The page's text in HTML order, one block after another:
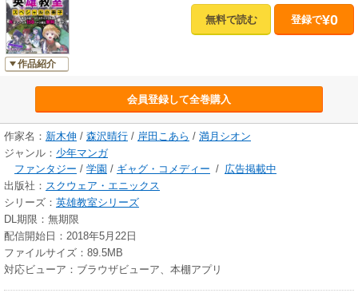
作品紹介
無料で読む 登録で¥0
会員登録して全巻購入
作家名： 新木伸 / 森沢晴行 / 岸田こあら / 満月シオン
ジャンル： 少年マンガ
ファンタジー / 学園 / ギャグ・コメディー / 広告掲載中
出版社： スクウェア・エニックス
シリーズ： 英雄教室シリーズ
DL期限：無期限
配信開始日：2018年5月22日
ファイルサイズ：89.5MB
対応ビューア：ブラウザビューア、本棚アプリ